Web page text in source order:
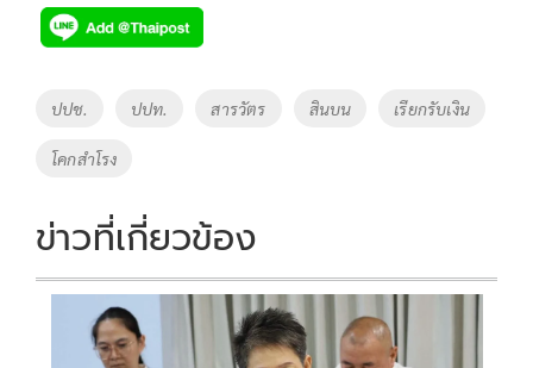
e
b
o
o
k
tt
er
p
y
Tags
ปปช. ปปท. สารวัตร สินบน เรียกรับเงิน
โคกสำโรง
ข่าวที่เกี่ยวข้อง